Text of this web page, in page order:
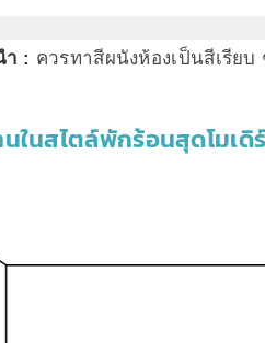
: ควรทาสีผนังห้องเป็นสีเรีย
ในสไตล์พักร้อนสุดโมเ